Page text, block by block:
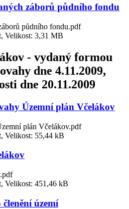
záborů půdního fondu
půdního fondu.pdf
Velikost: 3,31 MB
- vydaný formou
dne 4.11.2009,
dne 20.11.2009
Územní plán Včelákov
plán Včelákov.pdf
Velikost: 55,44 kB
Velikost: 451,46 kB
území